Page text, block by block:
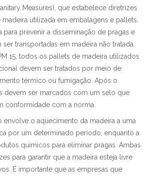
Measures), que estabelece diretrizes
utilizada em embalagens e pallets.
para prevenir a disseminação de pragas e
transportadas em madeira não tratada.
15, todos os pallets de madeira utilizados
devem ser tratados por meio de
térmico ou fumigação. Após o
devem ser marcados com um selo que
conformidade com a norma.
envolve o aquecimento da madeira a uma
por um determinado período, enquanto a
químicos para eliminar pragas. Ambas
para garantir que a madeira esteja livre
É importante que as empresas que